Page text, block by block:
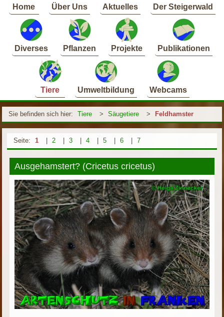
Home Über Uns Aktuelles Der Steigerwald
Diverses Pflanzen Projekte Publikationen
Tiere Umweltbildung Webcams
Sie befinden sich hier: Tiere > Säugetiere > Feldhamster
Seite: 1 2 3 4 5 6 7
Ausgehamstert? (Cricetus cricetus)